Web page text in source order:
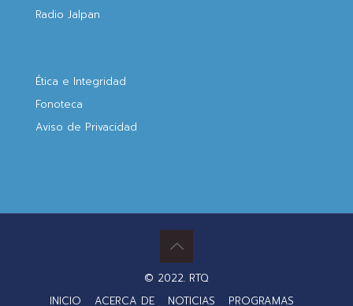
Radio Jalpan
Ética e Integridad
Fonoteca
Aviso de Privacidad
© 2022. RTQ
INICIO
ACERCA DE NOTICIAS PROGRAMAS